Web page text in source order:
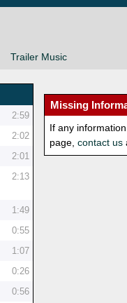
Trailer Music
2:59
2:02
2:01
2:13
1:49
0:55
1:07
0:26
0:56
Missing
If any
page,contact us